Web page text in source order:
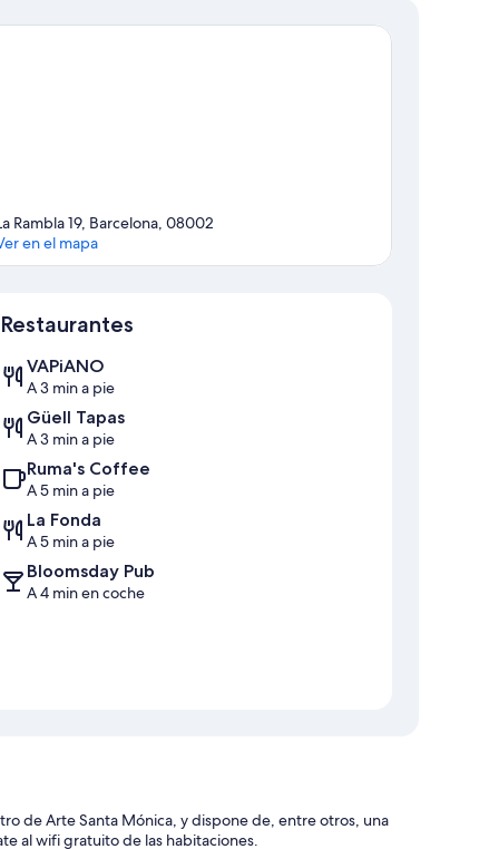
Rambla 19, Barcelona, 08002
en el mapa
Restaurantes
VAPiANO
A 3 min a pie
Güell Tapas
A 3 min a pie
Ruma's Coffee
A 5 min a pie
La Fonda
A 5 min a pie
Bloomsday Pub
A 4 min en coche
de Arte Santa Mónica, y dispone de, entre otros, una
al wifi gratuito de las habitaciones.